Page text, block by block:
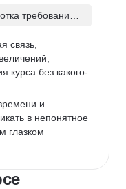
требований
связь,
курса без какого-
и
в непонятное
глазком